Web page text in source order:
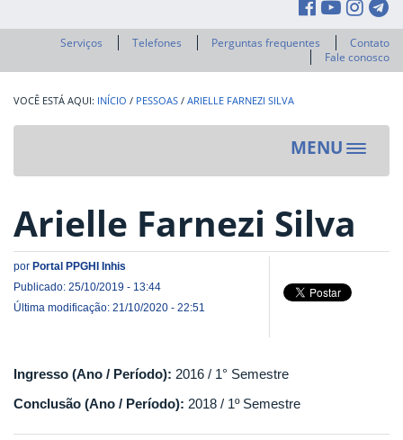
Serviços Telefones Perguntas frequentes
Contato
Fale conosco
INÍCIO / PESSOAS / ARIELLE FARNEZI SILVA
MENU
Toggle
Arielle Farnezi Silva
por Portal PPGHI Inhis
Publicado: 25/10/2019 - 13:44
Última modificação: 21/10/2020 - 22:51
Ingresso (Ano / Período): 2016 / 1° Semestre
Conclusão (Ano / Período): 2018 / 1º Semestre